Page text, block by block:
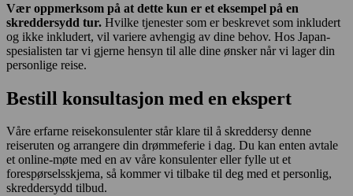
Vær oppmerksom på at dette kun er et eksempel på en
skreddersydd tur. Hvilke tjenester som er beskrevet som inkludert
og ikke inkludert, vil variere avhengig av dine behov. Hos Japan-
spesialisten tar vi gjerne hensyn til alle dine ønsker når vi lager din
personlige reise.
Bestill konsultasjon med en ekspert
Våre erfarne reisekonsulenter står klare til å skreddersy denne
reiseruten og arrangere din drømmeferie i dag. Du kan enten avtale
et online-møte med en av våre konsulenter eller fylle ut et
forespørselsskjema, så kommer vi tilbake til deg med et personlig,
skreddersydd tilbud.